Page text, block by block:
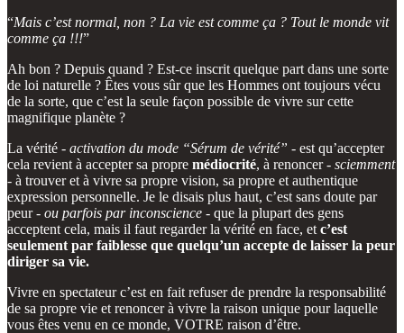
“Mais c’est normal, non ? La vie est comme ça ? Tout le monde vit
comme ça !!!”
Ah bon ? Depuis quand ? Est-ce inscrit quelque part dans une sorte
de loi naturelle ? Êtes vous sûr que les Hommes ont toujours vécu
de la sorte, que c’est la seule façon possible de vivre sur cette
magnifique planète ?
La vérité - activation du mode “Sérum de vérité” - est qu’accepter
cela revient à accepter sa propre médiocrité, à renoncer - sciemment
- à trouver et à vivre sa propre vision, sa propre et authentique
expression personnelle. Je le disais plus haut, c’est sans doute par
peur - ou parfois par inconscience - que la plupart des gens
acceptent cela, mais il faut regarder la vérité en face, et c’est
seulement par faiblesse que quelqu’un accepte de laisser la peur
diriger sa vie.
Vivre en spectateur c’est en fait refuser de prendre la responsabilité
de sa propre vie et renoncer à vivre la raison unique pour laquelle
vous êtes venu en ce monde, VOTRE raison d’être.